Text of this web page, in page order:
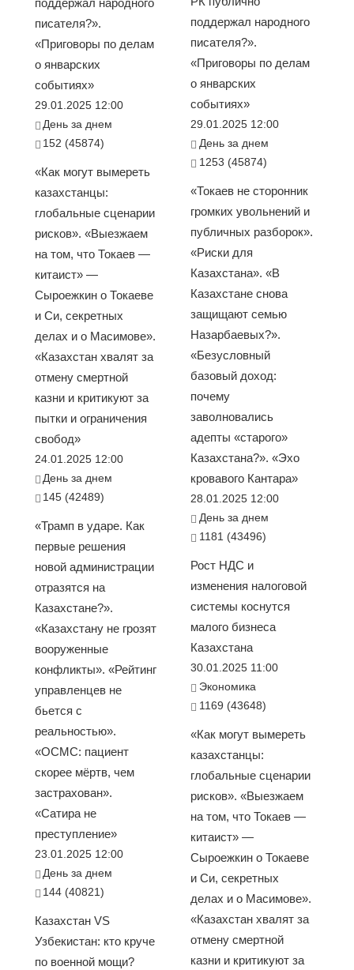
писателя?».
«Приговоры по делам
о январских
событиях»
29.01.2025 12:00
День за днем
152 (45874)
«Как могут вымереть
казахстанцы:
глобальные сценарии
рисков». «Выезжаем
на том, что Токаев —
китаист» —
Сыроежкин о Токаеве
и Си, секретных
делах и о Масимове».
«Казахстан хвалят за
отмену смертной
казни и критикуют за
пытки и ограничения
свобод»
24.01.2025 12:00
День за днем
145 (42489)
«Трамп в ударе. Как
первые решения
новой администрации
отразятся на
Казахстане?».
«Казахстану не грозят
вооруженные
конфликты». «Рейтинг
управленцев не
бьется с
реальностью».
«ОСМС: пациент
скорее мёртв, чем
застрахован».
«Сатира не
преступление»
23.01.2025 12:00
День за днем
144 (40821)
Казахстан VS
Узбекистан: кто круче
по военной мощи?
поддержал народного
писателя?».
«Приговоры по делам
о январских
событиях»
29.01.2025 12:00
День за днем
1253 (45874)
«Токаев не сторонник
громких увольнений и
публичных разборок».
«Риски для
Казахстана». «В
Казахстане снова
защищают семью
Назарбаевых?».
«Безусловный
базовый доход:
почему
заволновались
адепты «старого»
Казахстана?». «Эхо
кровавого Кантара»
28.01.2025 12:00
День за днем
1181 (43496)
Рост НДС и
изменения налоговой
системы коснутся
малого бизнеса
Казахстана
30.01.2025 11:00
Экономика
1169 (43648)
«Как могут вымереть
казахстанцы:
глобальные сценарии
рисков». «Выезжаем
на том, что Токаев —
китаист» —
Сыроежкин о Токаеве
и Си, секретных
делах и о Масимове».
«Казахстан хвалят за
отмену смертной
казни и критикуют за